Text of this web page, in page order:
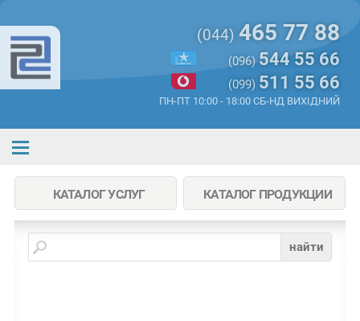
(044) 465 77 88
(096) 544 55 66
(099) 511 55 66
ПН-ПТ 10:00 - 18:00 СБ-НД ВИХІДНИЙ
КАТАЛОГ УСЛУГ КАТАЛОГ ПРОДУКЦИИ
найти